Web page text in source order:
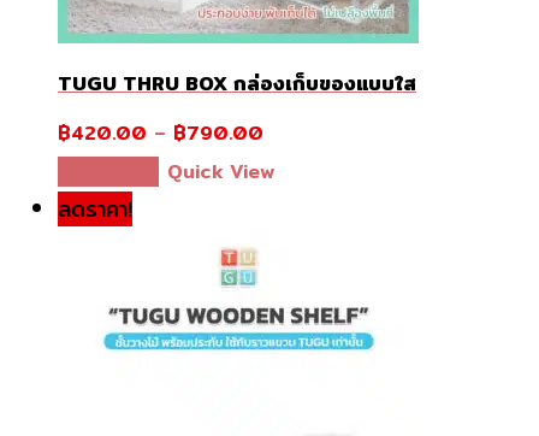
TUGU THRU BOX กล่องเก็บของแบบใส
฿420.00 – ฿790.00
This
multiple
variants.
The
Quick View
ลดราคา!